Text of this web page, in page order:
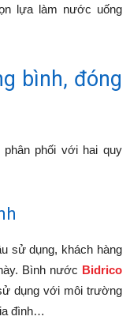
lựa làm nước uống
bình, đóng
phối với hai quy
sử dụng, khách hàng
Bình nước Bidrico
dụng với môi trường
đình…